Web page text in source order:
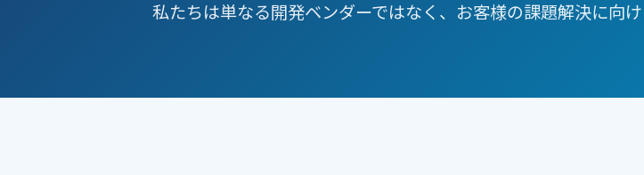
私たちは単なる開発ベンダーではなく、お客様の課題解決に向